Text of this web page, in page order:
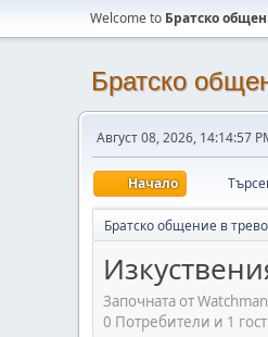
Welcome to Братско
Братско
Август 08, 2026, 14:14:57
Начало
Братско общение в
Започната от
0 Потребители и 1